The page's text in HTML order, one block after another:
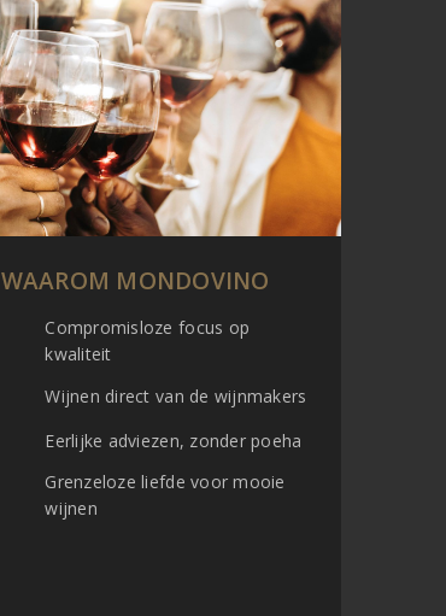
WAAROM MONDOVINO
Compromisloze focus op
kwaliteit
Wijnen direct van de wijnmakers
Eerlijke adviezen, zonder poeha
Grenzeloze liefde voor mooie
wijnen